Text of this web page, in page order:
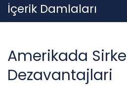
Skip
to
İçerik Damlaları
Amerikada
Dezavantajlari